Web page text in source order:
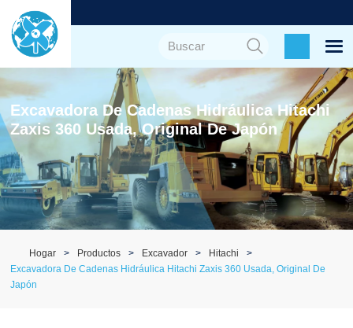
Excavadora De Cadenas Hidráulica Hitachi
Zaxis 360 Usada, Original De Japón
Hogar Productos Excavador
Hitachi
Excavadora De Cadenas Hidráulica Hitachi Zaxis 360 Usada, Original De
Japón